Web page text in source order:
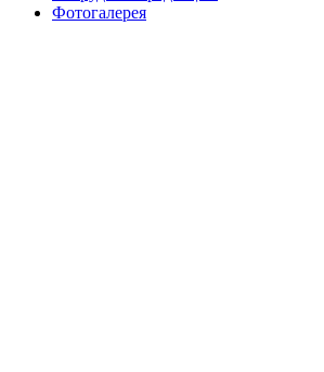
Фотогалерея